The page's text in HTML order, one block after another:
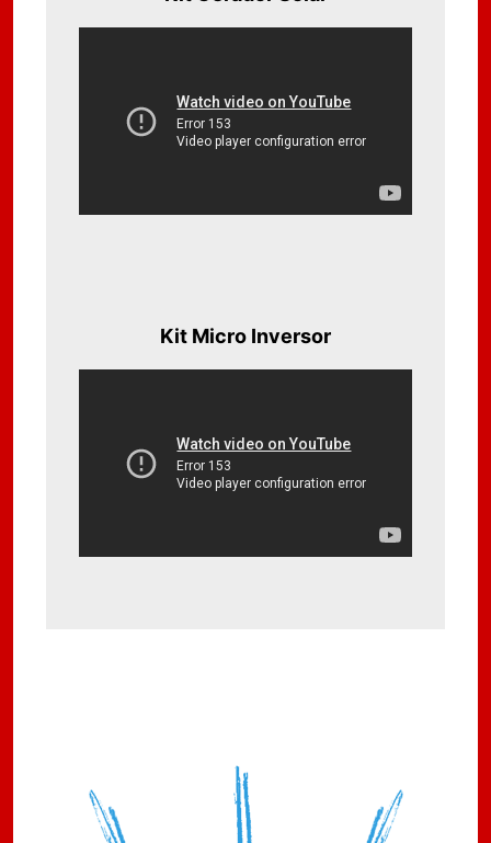
Kit Micro Inversor